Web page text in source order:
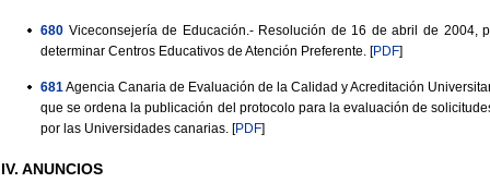
680 Viceconsejería de Educación.- Resolución de 16 de abril de 2004,
determinar Centros Educativos de Atención Preferente. [PDF]
681Agencia Canaria de Evaluación de la Calidad y Acreditación
que se ordena la publicación del protocolo para la evaluación de
por las Universidades canarias. [PDF]
IV. ANUNCIOS